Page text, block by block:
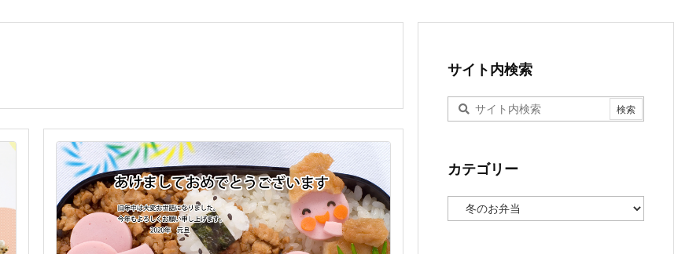
サイト内検索
カテゴリー